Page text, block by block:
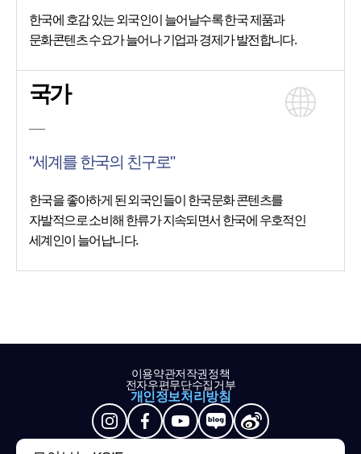
한국에 호감 있는 외국인이 늘어날수록 한국 제품과
문화콘텐츠 수요가 늘어나 기업과 경제가 발전합니다.
국가
"세계를 한국의 친구로"
한국을 좋아하게 된 외국인들이 한국문화 콘텐츠를
자발적으로 소비해 한류가 지속되면서 한국에 우호적인
세계인이 늘어납니다.
이용약관저작권정책
전자우편무단수집거부
개인정보처리방침